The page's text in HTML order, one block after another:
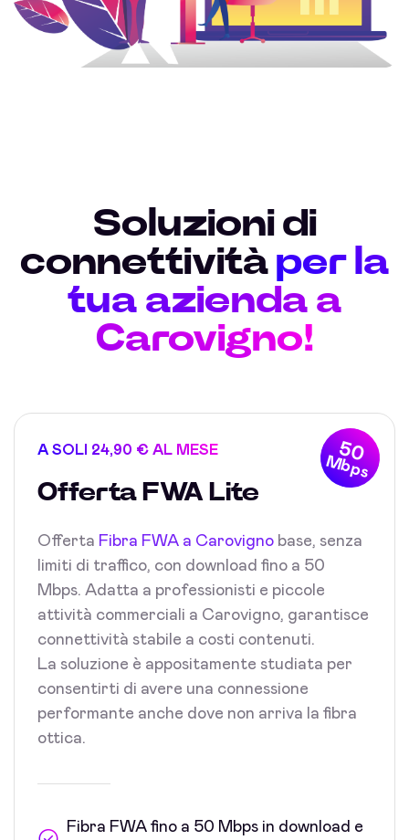
Soluzioni di
connettività per la
tua azienda a
Carovigno!
50
Mbps
A SOLI 24,90 € AL MESE
Offerta FWA Lite
Offerta Fibra FWA a Carovigno base, senza
limiti di traffico, con download fino a 50
Mbps. Adatta a professionisti e piccole
attività commerciali a Carovigno, garantisce
connettività stabile a costi contenuti.
La soluzione è appositamente studiata per
consentirti di avere una connessione
performante anche dove non arriva la fibra
ottica.
Fibra FWA fino a 50 Mbps in download e